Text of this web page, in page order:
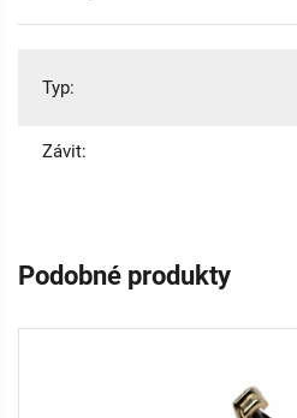
Typ:
Závit:
Podobné produkty